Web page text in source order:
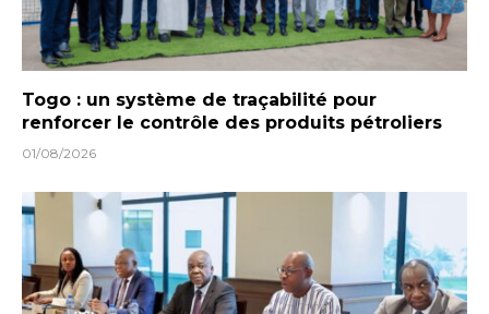
Togo : un système de traçabilité pour
renforcer le contrôle des produits pétroliers
01/08/2026